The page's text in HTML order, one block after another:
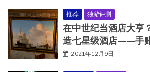
推荐 独游评测
在中世纪当酒店大亨
造七星级酒店——手
2021年12月9日